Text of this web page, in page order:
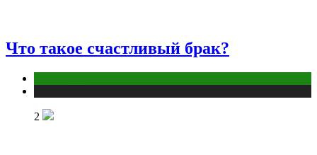
Что такое счастливый брак?
2